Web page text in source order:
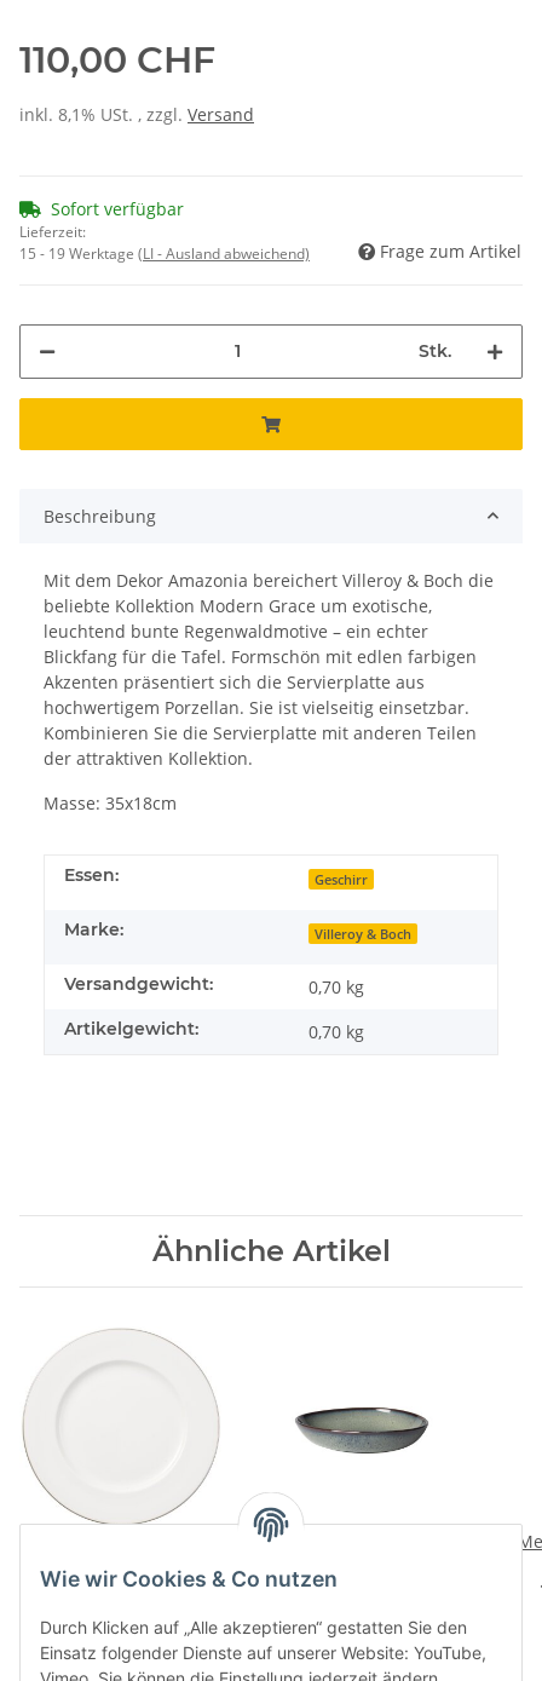
110,00 CHF
inkl. 8,1% USt. , zzgl. Versand
Sofort verfügbar
Lieferzeit:
15 - 19 Werktage (LI - Ausland abweichend) Frage zum Artikel
Stk.
Beschreibung
Mit dem Dekor Amazonia bereichert Villeroy & Boch die
beliebte Kollektion Modern Grace um exotische,
leuchtend bunte Regenwaldmotive – ein echter
Blickfang für die Tafel. Formschön mit edlen farbigen
Akzenten präsentiert sich die Servierplatte aus
hochwertigem Porzellan. Sie ist vielseitig einsetzbar.
Kombinieren Sie die Servierplatte mit anderen Teilen
der attraktiven Kollektion.
Masse: 35x18cm
Essen: Geschirr
Marke: Villeroy & Boch
Versandgewicht: 0,70 kg
Artikelgewicht: 0,70 kg
Ähnliche Artikel
Platte rund, flach
181,00 CHF*
Lave gris Schale flach
29,90 CHF
Wie wir Cookies & Co nutzen
Durch Klicken auf „Alle akzeptieren“ gestatten Sie den
Einsatz folgender Dienste auf unserer Website: YouTube,